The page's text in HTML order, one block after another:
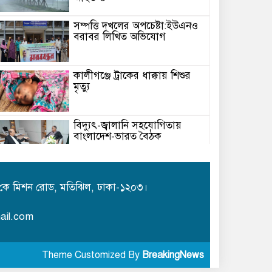
সম্পত্তি দখলের অপচেষ্টা:ইউএনও
বরাবর লিখিত অভিযোগ
কালীগঞ্জে ট্রাকের ধাক্কায় শিশুর
মৃত্যু
বিদ্যুৎ-জ্বালানি সহযোগিতায়
বাংলাদেশ-ভারত বৈঠক
উপলক্ষে সচেতনতামূলক কর্মসূচি
অনুষ্ঠিত
মিশন রোড, মতিঝিল, ঢাকা-১২০৩।
Theme Customized By BreakingNews